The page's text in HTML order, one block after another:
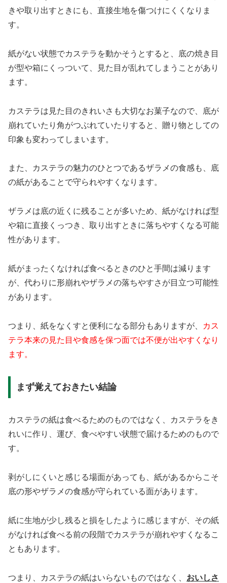
きや取り出すときにも、直接生地を傷つけにくくなりま
す。
紙がない状態でカステラを動かそうとすると、底の焼き目
が型や箱にくっついて、見た目が乱れてしまうことがあり
ます。
カステラは見た目のきれいさも大切なお菓子なので、底が
崩れていたり角がつぶれていたりすると、贈り物としての
印象も変わってしまいます。
また、カステラの魅力のひとつであるザラメの食感も、底
の紙があることで守られやすくなります。
ザラメは底の近くに残ることが多いため、紙がなければ型
や箱に直接くっつき、取り出すときに落ちやすくなる可能
性があります。
紙がまったくなければ食べるときのひと手間は減ります
が、代わりに形崩れやザラメの落ちやすさが目立つ可能性
があります。
つまり、紙をなくすと便利になる部分もありますが、
カス
テラ本来の見た目や食感を保つ面では不便が出やすくなり
ます。
まず覚えておきたい結論
カステラの紙は食べるためのものではなく、カステラをき
れいに作り、運び、食べやすい状態で届けるためのもので
す。
剥がしにくいと感じる場面があっても、紙があるからこそ
底の形やザラメの食感が守られている面があります。
紙に生地が少し残ると損をしたように感じますが、その紙
がなければ食べる前の段階でカステラが崩れやすくなるこ
ともあります。
つまり、カステラの紙はいらないものではなく、 おいしさ